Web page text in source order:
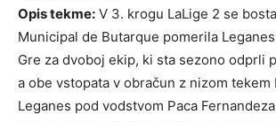
Opis tekme: V 3. krogu LaLige 2 se
Municipal de Butarque pomerila
Gre za dvoboj ekip, ki sta sezono odprli
a obe vstopata v obračun z nizom tekem
Leganes pod vodstvom Paca